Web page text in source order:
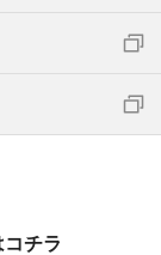
チラ